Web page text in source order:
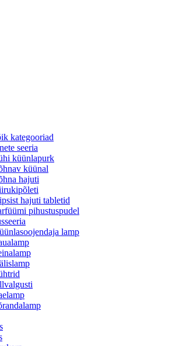
kategooriad
seeria
küünlapurk
küünal
hajuti
hajuti tabletid
pihustuspudel
lamp